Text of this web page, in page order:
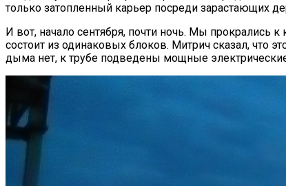
только затопленный карьер посреди зарастающих
И вот, начало сентября, почти ночь. Мы прокрались
состоит из одинаковых блоков. Митрич сказал, что
дыма нет, к трубе подведены мощные